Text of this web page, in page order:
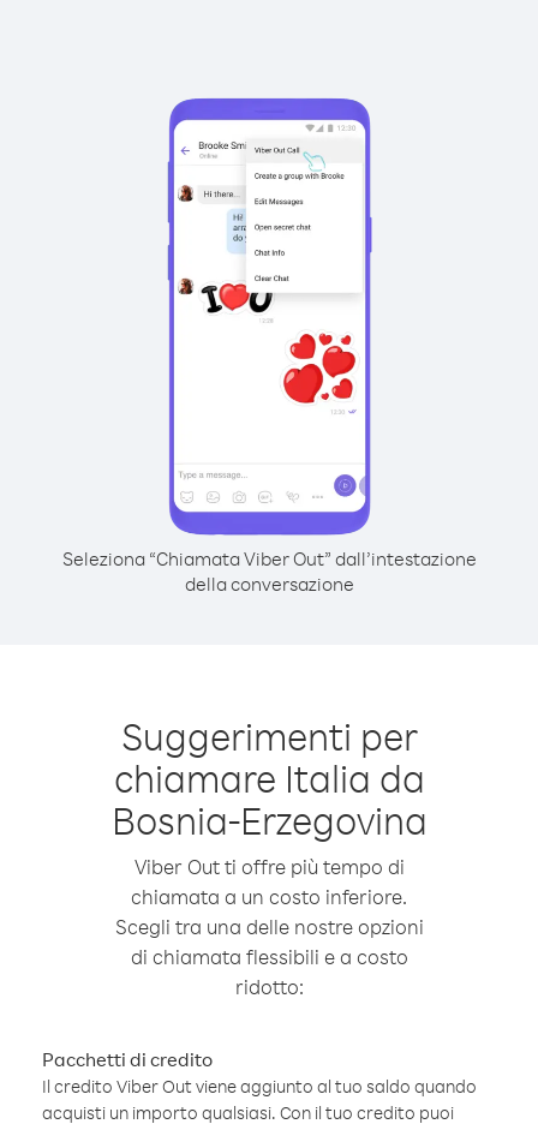
Seleziona “Chiamata Viber Out” dall’intestazione
della conversazione
Suggerimenti per
chiamare Italia da
Bosnia-Erzegovina
Viber Out ti offre più tempo di
chiamata a un costo inferiore.
Scegli tra una delle nostre opzioni
di chiamata flessibili e a costo
ridotto:
Pacchetti di credito
Il credito Viber Out viene aggiunto al tuo saldo quando
acquisti un importo qualsiasi. Con il tuo credito puoi